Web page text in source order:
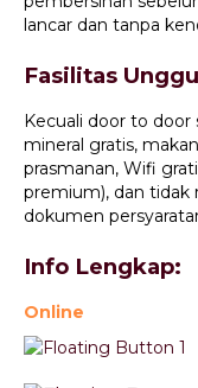
lancar dan tanpa
Fasilitas
Kecuali door to door
mineral gratis,
prasmanan, Wifi
premium), dan tidak
dokumen
Info Lengkap:
Online